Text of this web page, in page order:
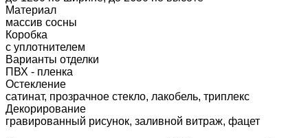
Материал
массив сосны
Коробка
с уплотнителем
Варианты отделки
ПВХ - пленка
Остекление
сатинат, прозрачное стекло, лакобель, триплекс
Декорирование
гравированный рисунок, заливной витраж, фацет